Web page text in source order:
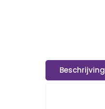
Beschrijving